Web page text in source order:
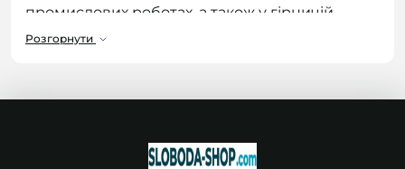
промислових роботах, а також у гірничій
промисловості. Каска повинна бути
фіксатором і підборідним ремінцем для
Вибір будівельної каски
Розгорнути